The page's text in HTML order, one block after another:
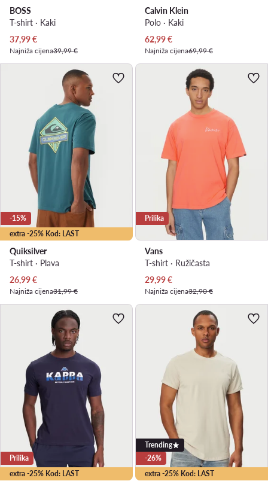
BOSS
T-shirt · Kaki
Trenutna cijena
37,99€
Najniža cijena39,99 €
Calvin Klein
Polo · Kaki
Trenutna cijena
62,99€
Najniža cijena69,99 €
extra -25% Kod: LAST
-15%
Quiksilver
T-shirt · Plava
Trenutna cijena
26,99€
Najniža cijena31,99 €
Prilika
Vans
T-shirt · Ružičasta
Trenutna cijena
29,99€
Najniža cijena32,90 €
extra -25% Kod: LAST
Prilika
extra -25% Kod: LAST
Trending
-26%